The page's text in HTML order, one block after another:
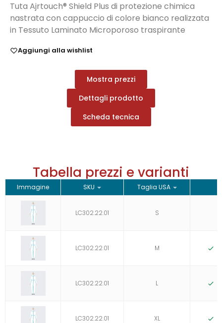
Tuta Ajrtouch® Shield Plus di protezione chimica
nastrata con cappuccio di colore bianco realizzata
in Tessuto Laminato Microporoso traspirante
Aggiungi alla wishlist
Mostra prezzi
Dettagli prodotto
Scheda tecnica
Tabella prezzi e varianti
Immagine SKU Taglia USA
LC302.22.01 S
LC302.22.01 M
LC302.22.01 L
LC302.22.01 XL